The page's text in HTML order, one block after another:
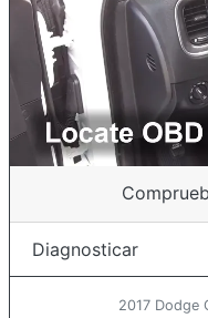
Diagnosticar
2017 Dodge